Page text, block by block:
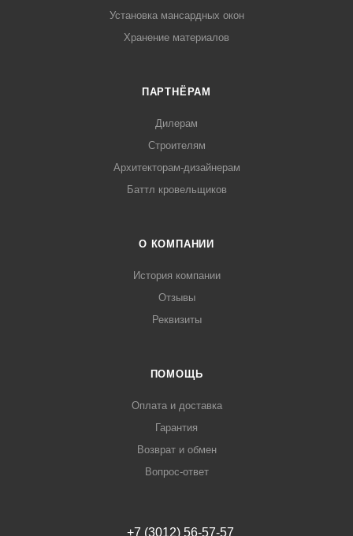
Установка мансардных окон
Хранение материалов
ПАРТНЁРАМ
Дилерам
Строителям
Архитекторам-дизайнерам
Баттл кровельщиков
О КОМПАНИИ
История компании
Отзывы
Реквизиты
ПОМОЩЬ
Оплата и доставка
Гарантия
Возврат и обмен
Вопрос-ответ
+7 (3012) 56-57-57